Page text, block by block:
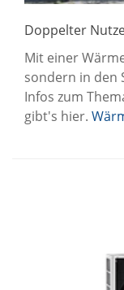
Doppelter
Mit einer
sondern in den
Infos zum
gibt's hier.